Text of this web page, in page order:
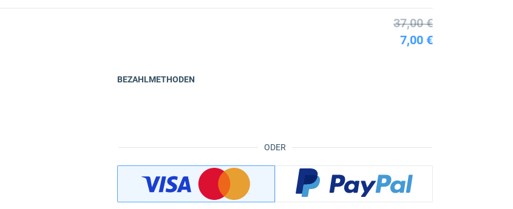
37,00 €
7,00 €
ODER
BEZAHLMETHODEN